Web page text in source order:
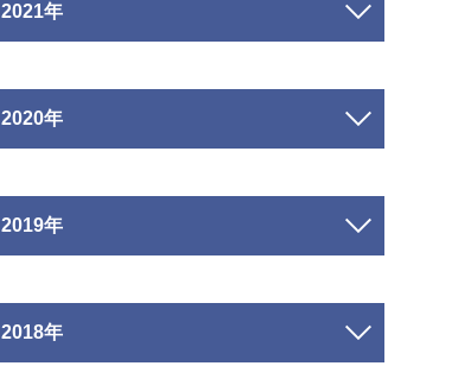
2021年
2020年
2019年
2018年